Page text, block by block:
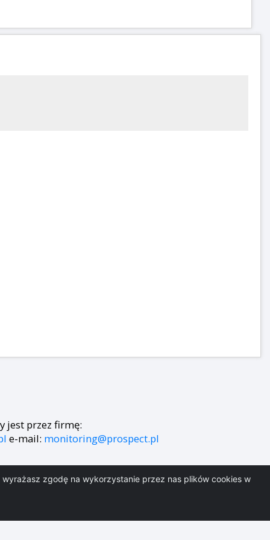
zgodę na wykorzystanie przez nas plików cookies w
jest przez firmę:
e-mail: monitoring@prospect.pl